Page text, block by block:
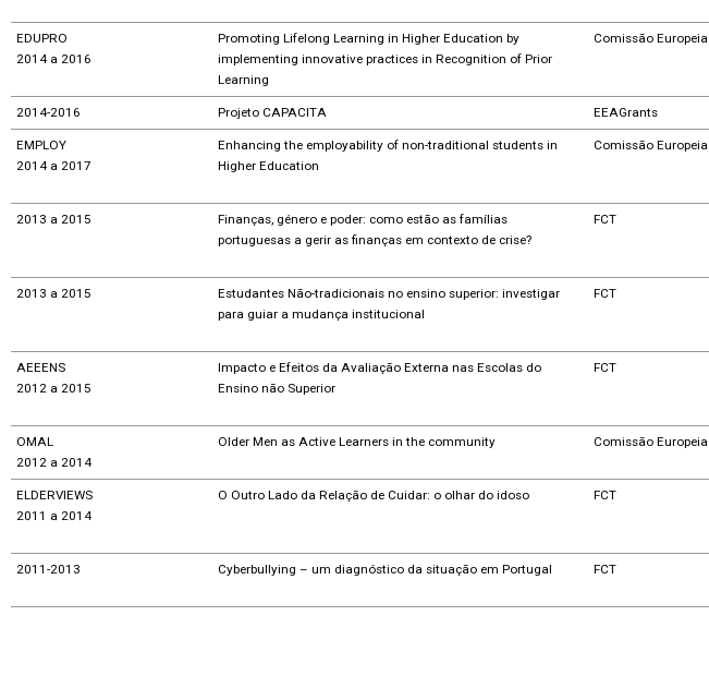
EDUPRO
2014 a 2016
Promoting Lifelong Learning in Higher Education by
implementing innovative practices in Recognition of Prior
Learning
Comissão Europeia
2014-2016 Projeto CAPACITA EEAGrants
EMPLOY
2014 a 2017
Enhancing the employability of non-traditional students in
Higher Education
Comissão Europeia
2013 a 2015
Finanças, género e poder: como estão as famílias
portuguesas a gerir as finanças em contexto de crise?
FCT
2013 a 2015
Estudantes Não-tradicionais no ensino superior: investigar
para guiar a mudança institucional
FCT
AEEENS
2012 a 2015
Impacto e Efeitos da Avaliação Externa nas Escolas do
Ensino não Superior
FCT
OMAL
2012 a 2014
Older Men as Active Learners in the community Comissão Europeia
ELDERVIEWS
2011 a 2014
O Outro Lado da Relação de Cuidar: o olhar do idoso FCT
2011-2013 Cyberbullying – um diagnóstico da situação em Portugal FCT